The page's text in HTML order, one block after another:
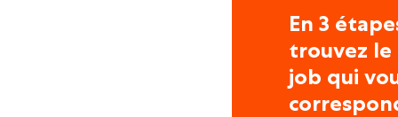
En 3
trouvez le
job qui